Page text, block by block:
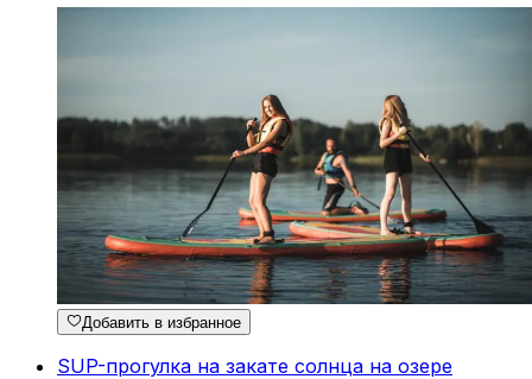
Добавить в избранное
SUP-прогулка на закате солнца на озере